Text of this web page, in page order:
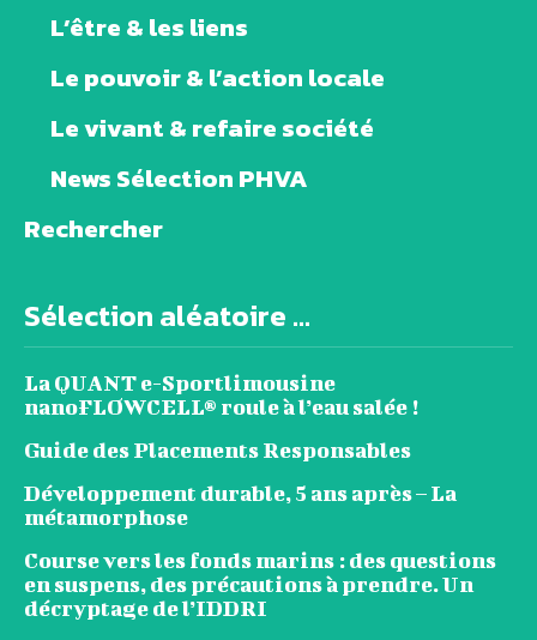
L’être & les liens
Le pouvoir & l’action locale
Le vivant & refaire société
News Sélection PHVA
Rechercher
Sélection aléatoire ...
La QUANT e-Sportlimousine
nanoFLOWCELL® roule à l’eau salée !
Guide des Placements Responsables
Développement durable, 5 ans après – La
métamorphose
Course vers les fonds marins : des questions
en suspens, des précautions à prendre. Un
décryptage de l’IDDRI